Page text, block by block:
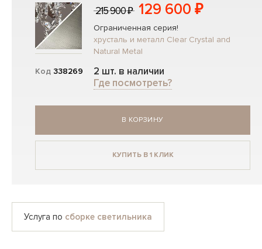
Код 338269
215 900 ₽ 129 600 ₽
Ограниченная серия!
хрусталь и металл Clear Crystal and
Natural Metal
2 шт. в наличии
Где посмотреть?
В КОРЗИНУ
КУПИТЬ В 1 КЛИК
Услуга по сборке светильника